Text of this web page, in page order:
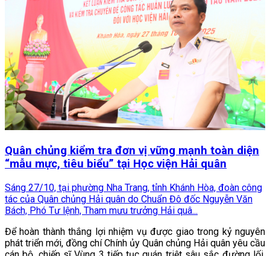
Quân chủng kiểm tra đơn vị vững mạnh toàn diện
“mẫu mực, tiêu biểu” tại Học viện Hải quân
Sáng 27/10, tại phường Nha Trang, tỉnh Khánh Hòa, đoàn công
tác của Quân chủng Hải quân do Chuẩn Đô đốc Nguyễn Văn
Bách, Phó Tư lệnh, Tham mưu trưởng Hải quâ...
Để hoàn thành thắng lợi nhiệm vụ được giao trong kỷ nguyên
phát triển mới, đồng chí Chính ủy Quân chủng Hải quân yêu cầu